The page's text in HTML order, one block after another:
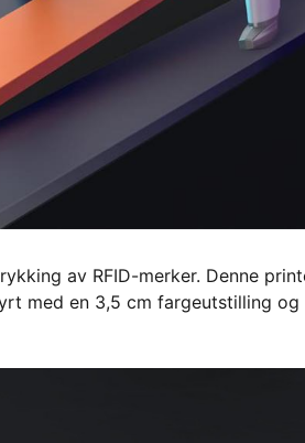
av RFID-merker. Denne
med en 3,5 cm fargeutstilling og